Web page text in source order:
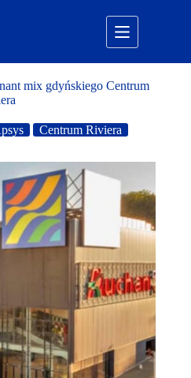
mix gdyńskiego Centrum
Centrum Riviera